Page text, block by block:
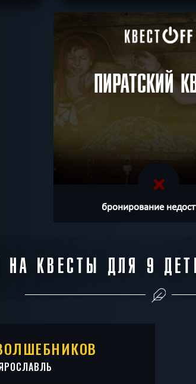
ХОЧУ ПРОЙТИ | КВЕСТ
ПИРАТСКИЙ
бронирование
КВЕСТЫ ДЛЯ 9